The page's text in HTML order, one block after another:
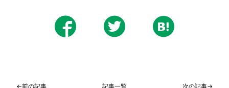
←前の記事 記事一覧 次の記事→